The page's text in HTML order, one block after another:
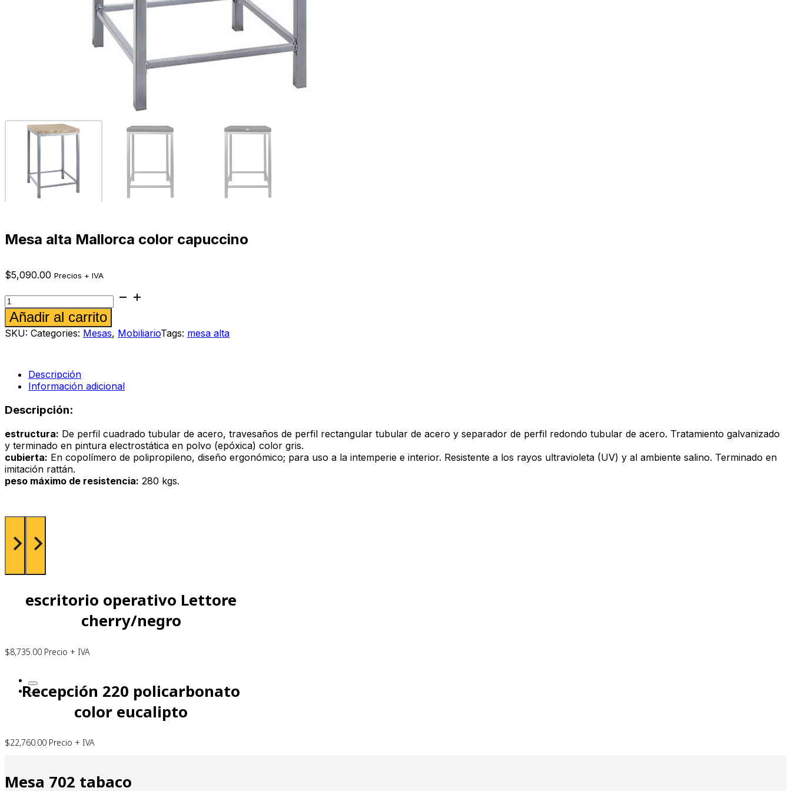
Mesa alta Mallorca color capuccino
$5,090.00 Precios + IVA
Mesa
alta
Mallorca
color
capuccino
Añadir al carrito
SKU: Categories: Mesas, MobiliarioTags: mesa alta
Descripción
Información adicional
Descripción:
estructura: De perfil cuadrado tubular de acero, travesaños de perfil rectangular tubular de acero y separador de perfil redondo tubular de acero. Tratamiento galvanizado
y terminado en pintura electrostática en polvo (epóxica) color gris.
cubierta: En copolímero de polipropileno, diseño ergonómico; para uso a la intemperie e interior. Resistente a los rayos ultravioleta (UV) y al ambiente salino. Terminado en
imitación rattán.
peso máximo de resistencia: 280 kgs.
escritorio operativo Lettore
cherry/negro
$8,735.00 Precio + IVA
Recepción 220 policarbonato
color eucalipto
$22,760.00 Precio + IVA
Mesa 702 tabaco